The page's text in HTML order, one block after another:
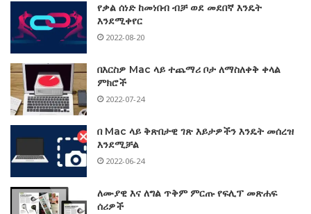
የቃል ሰነድ ከመነበብ ብቻ ወደ መደበኛ እንዴት
እንደሚቀየር
2022-08-20
በእርስዎ Mac ላይ ተጨማሪ ቦታ ለማስለቀቅ ቀላል
ምክሮች
2022-07-24
በ Mac ላይ ቅጽበታዊ ገጽ እይታዎችን እንዴት መሰረዝ
እንደሚቻል
2022-06-24
ለሙያዊ እና ለግል ጥቅም ምርጡ የፍሊፕ መጽሐፍ
ሰሪዎች